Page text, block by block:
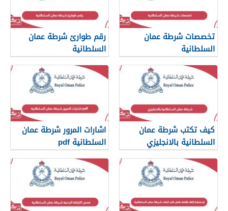
تخصصات شرطة عمان
السلطانية
رقم طوارئ شرطة عمان
السلطانية
كيف تكتب شرطة عمان
السلطانية بالانجليزي
اشارات المرور شرطة عمان
السلطانية pdf